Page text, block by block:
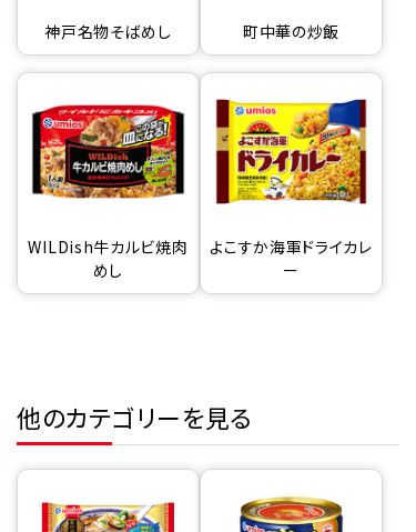
神戸名物そばめし 町中華の炒飯
WILDish牛カルビ焼肉
めし
よこすか海軍ドライカレ
ー
他のカテゴリーを見る